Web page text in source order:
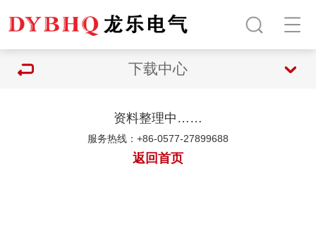
下载中心
资料整理中……
服务热线：+86-0577-27899688
返回首页